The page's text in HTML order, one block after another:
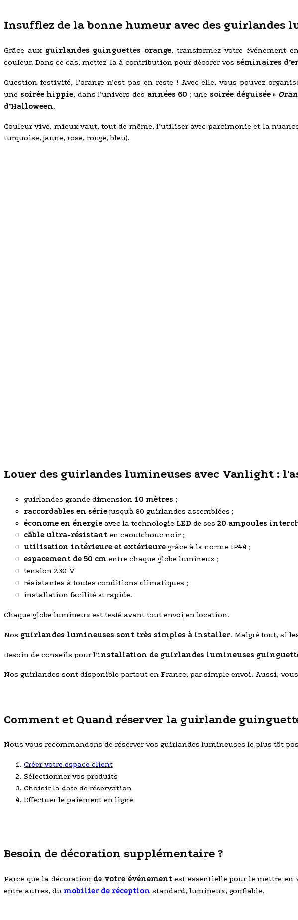
Insufflez de la bonne humeur avec des guirlandes
Grâce aux guirlandes guinguettes orange, transformez votre événement
couleur. Dans ce cas, mettez-la à contribution pour décorer vos séminaires
Question festivité, l’orange n’est pas en reste ! Avec elle, vous pouvez
une soirée hippie, dans l’univers des années 60 ; une soirée déguisée «
d’Halloween.
Couleur vive, mieux vaut, tout de même, l’utiliser avec parcimonie et la
turquoise, jaune, rose, rouge, bleu).
Louer des guirlandes lumineuses avec Vanlight :
guirlandes grande dimension 10 mètres ;
raccordables en série jusqu'à 80 guirlandes assemblées ;
économe en énergie avec la technologie LED de ses 20 ampoules
câble ultra-résistant en caoutchouc noir ;
utilisation intérieure et extérieure grâce à la norme IP44 ;
espacement de 50 cm entre chaque globe lumineux ;
tension 230 V
résistantes à toutes conditions climatiques ;
installation facilité et rapide.
Chaque globe lumineux est testé avant tout envoi en location.
Nos guirlandes lumineuses sont très simples à installer. Malgré tout, si
Besoin de conseils pour l’installation de guirlandes lumineuses
Nos guirlandes sont disponible partout en France, par simple envoi. Aussi,
Comment et Quand réserver la guirlande
Nous vous recommandons de réserver vos guirlandes lumineuses le plus tôt
Créer votre espace client
Sélectionner vos produits
Choisir la date de réservation
Effectuer le paiement en ligne
Besoin de décoration supplémentaire ?
Parce que la décorationde votre événementest essentielle pour le mettre
entre autres, du mobilier de réception standard, lumineux, gonflable.